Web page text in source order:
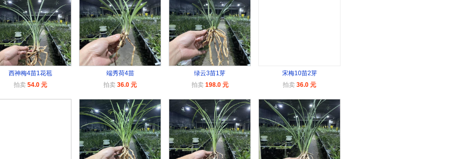
西神梅4苗1花苞
拍卖 54.0 元
端秀荷4苗
拍卖 36.0 元
绿云3苗1芽
拍卖 198.0 元
宋梅10苗2芽
拍卖 36.0 元